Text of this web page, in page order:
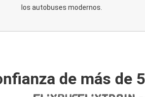
los autobuses modernos.
de más de